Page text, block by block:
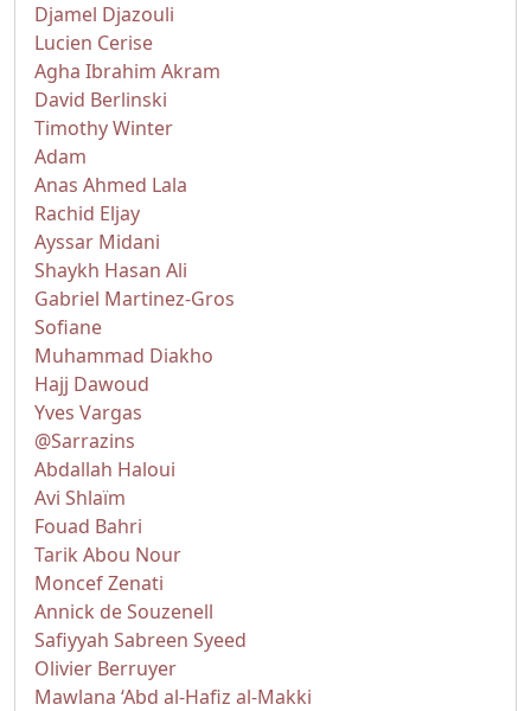
Djamel Djazouli
Lucien Cerise
Agha Ibrahim Akram
David Berlinski
Timothy Winter
Adam
Anas Ahmed Lala
Rachid Eljay
Ayssar Midani
Shaykh Hasan Ali
Gabriel Martinez-Gros
Sofiane
Muhammad Diakho
Hajj Dawoud
Yves Vargas
@Sarrazins
Abdallah Haloui
Avi Shlaïm
Fouad Bahri
Tarik Abou Nour
Moncef Zenati
Annick de Souzenell
Safiyyah Sabreen Syeed
Olivier Berruyer
Mawlana ‘Abd al-Hafiz al-Makki